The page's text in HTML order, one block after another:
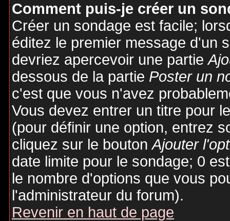
Comment puis-je créer un
Créer un sondage est facile;
éditez le premier message d'un
devriez apercevoir une partie
dessous de la partiePoster un
c'est que vous n'avez
Vous devez entrer un titre pour
(pour définir une option, entrez
cliquez sur le boutonAjouter
date limite pour le sondage; 0
le nombre d'options que vous
l'administrateur du forum).
Revenir en haut de page